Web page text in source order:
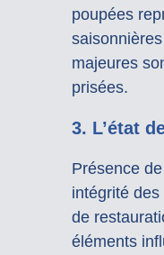
poupées
majeures
prisées.
3. L’état
Présence
intégrité
de
éléments